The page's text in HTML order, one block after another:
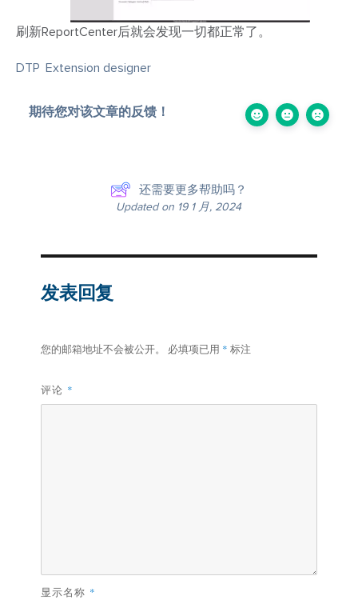
刷新ReportCenter后就会发现一切都正常了。
DTP Extension designer
期待您对该文章的反馈！
还需要更多帮助吗？
Updated on 19 1 月, 2024
发表回复
您的邮箱地址不会被公开。 必填项已用 * 标注
评论 *
显示名称 *